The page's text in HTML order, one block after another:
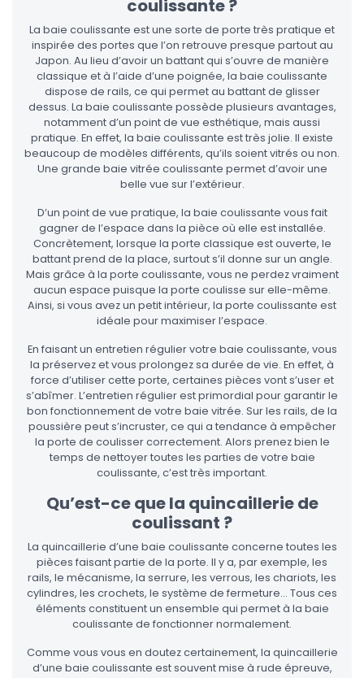
coulissante ?
La baie coulissante est une sorte de porte très pratique et
inspirée des portes que l’on retrouve presque partout au
Japon. Au lieu d’avoir un battant qui s’ouvre de manière
classique et à l’aide d’une poignée, la baie coulissante
dispose de rails, ce qui permet au battant de glisser
dessus. La baie coulissante possède plusieurs avantages,
notamment d’un point de vue esthétique, mais aussi
pratique. En effet, la baie coulissante est très jolie. Il existe
beaucoup de modèles différents, qu’ils soient vitrés ou non.
Une grande baie vitrée coulissante permet d’avoir une
belle vue sur l’extérieur.
D’un point de vue pratique, la baie coulissante vous fait
gagner de l’espace dans la pièce où elle est installée.
Concrètement, lorsque la porte classique est ouverte, le
battant prend de la place, surtout s’il donne sur un angle.
Mais grâce à la porte coulissante, vous ne perdez vraiment
aucun espace puisque la porte coulisse sur elle-même.
Ainsi, si vous avez un petit intérieur, la porte coulissante est
idéale pour maximiser l’espace.
En faisant un entretien régulier votre baie coulissante, vous
la préservez et vous prolongez sa durée de vie. En effet, à
force d’utiliser cette porte, certaines pièces vont s’user et
s’abîmer. L’entretien régulier est primordial pour garantir le
bon fonctionnement de votre baie vitrée. Sur les rails, de la
poussière peut s’incruster, ce qui a tendance à empêcher
la porte de coulisser correctement. Alors prenez bien le
temps de nettoyer toutes les parties de votre baie
coulissante, c’est très important.
Qu’est-ce que la quincaillerie de
coulissant ?
La quincaillerie d’une baie coulissante concerne toutes les
pièces faisant partie de la porte. Il y a, par exemple, les
rails, le mécanisme, la serrure, les verrous, les chariots, les
cylindres, les crochets, le système de fermeture… Tous ces
éléments constituent un ensemble qui permet à la baie
coulissante de fonctionner normalement.
Comme vous vous en doutez certainement, la quincaillerie
d’une baie coulissante est souvent mise à rude épreuve,